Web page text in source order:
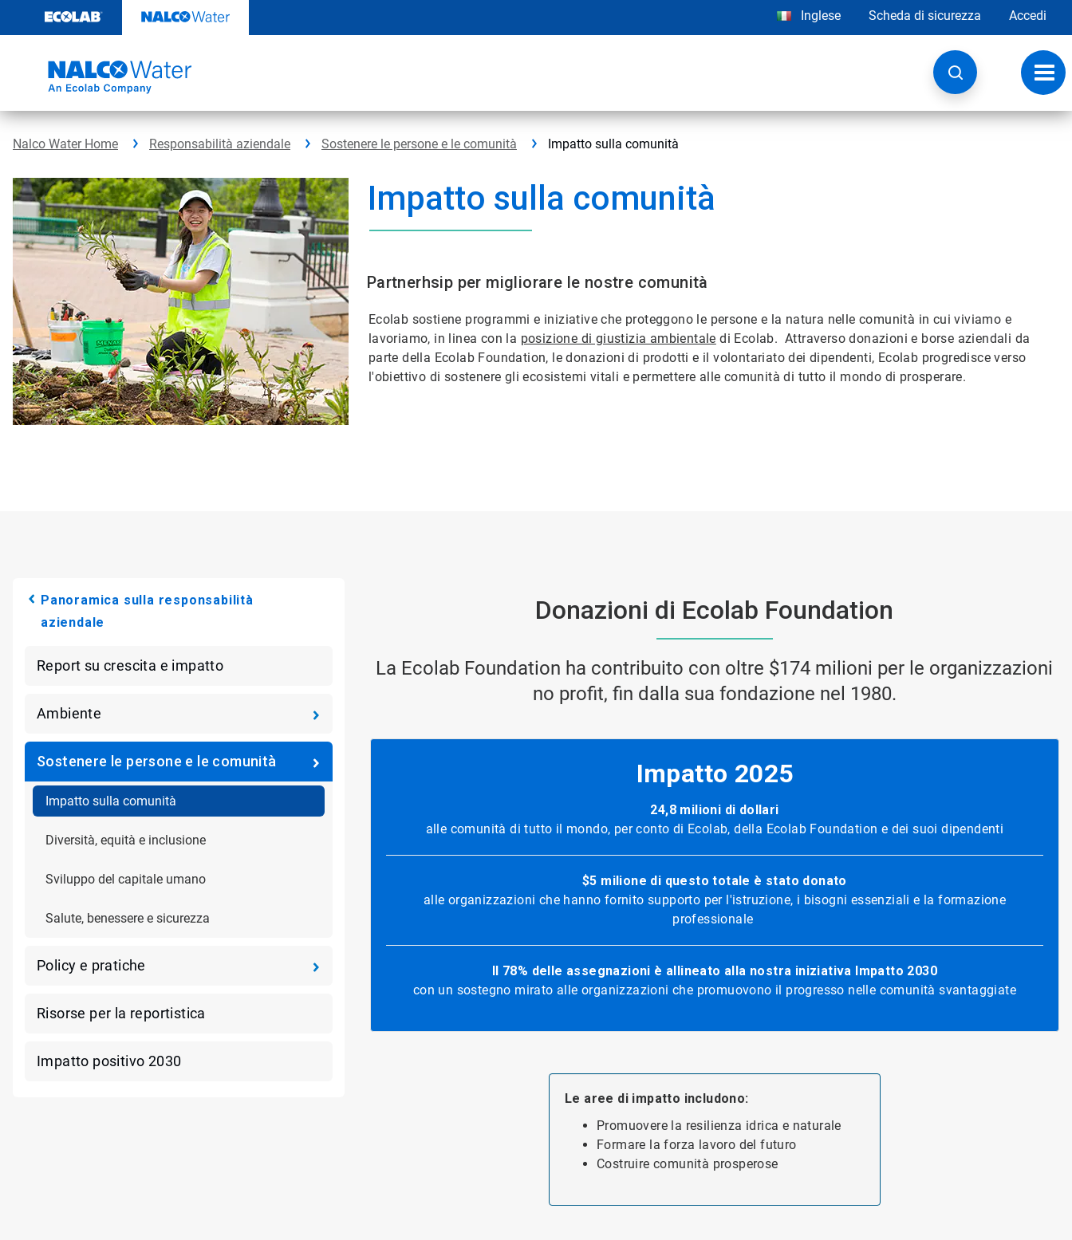
contenuto
Inglese Scheda di sicurezza Accedi
Nalco Water Home Responsabilità aziendale Sostenere le persone e le comunità Impatto sulla comunità
Impatto sulla comunità
Partnerhsip per migliorare le nostre comunità
Ecolab sostiene programmi e iniziative che proteggono le persone e la natura nelle comunità in cui viviamo e
lavoriamo, in linea con la posizione di giustizia ambientale di Ecolab. Attraverso donazioni e borse aziendali da
parte della Ecolab Foundation, le donazioni di prodotti e il volontariato dei dipendenti, Ecolab progredisce verso
l'obiettivo di sostenere gli ecosistemi vitali e permettere alle comunità di tutto il mondo di prosperare.
Panoramica sulla responsabilità
aziendale
Report su crescita e impatto
Ambiente
Sostenere le persone e le comunità
Impatto sulla comunità
Diversità, equità e inclusione
Sviluppo del capitale umano
Salute, benessere e sicurezza
Policy e pratiche
Risorse per la reportistica
Impatto positivo 2030
Donazioni di Ecolab Foundation
La Ecolab Foundation ha contribuito con oltre $174 milioni per le organizzazioni
no profit, fin dalla sua fondazione nel 1980.
Impatto 2025
24,8 milioni di dollari
alle comunità di tutto il mondo, per conto di Ecolab, della Ecolab Foundation e dei suoi dipendenti
$5 milione di questo totale è stato donato
alle organizzazioni che hanno fornito supporto per l'istruzione, i bisogni essenziali e la formazione
professionale
Il 78% delle assegnazioni è allineato alla nostra iniziativa Impatto 2030
con un sostegno mirato alle organizzazioni che promuovono il progresso nelle comunità svantaggiate
Le aree di impatto includono:
Promuovere la resilienza idrica e naturale
Formare la forza lavoro del futuro
Costruire comunità prosperose